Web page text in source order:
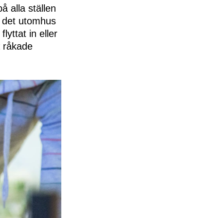
alla ställen
utomhus
in eller
råkade